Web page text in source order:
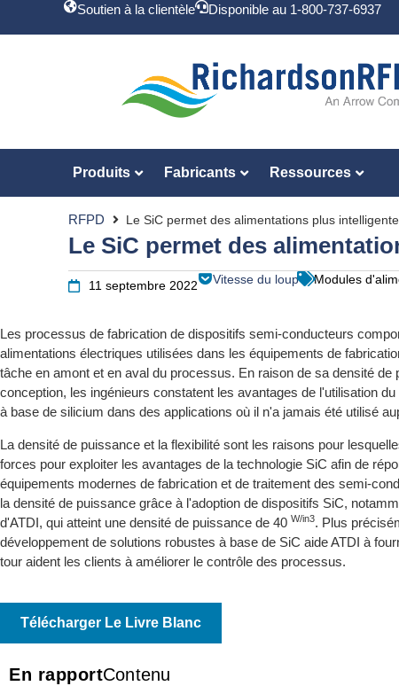
Soutien à la clientèle Disponible au 1-800-737-6937
Produits Fabricants Ressources
RFPD Le SiC permet des alimentations plus
Le SiC permet des
11 septembre 2022 Vitesse du loup Modules
Les processus de fabrication de dispositifs semi-conducteurs
alimentations électriques utilisées dans les équipements de
tâche en amont et en aval du processus. En raison de sa densité
conception, les ingénieurs constatent les avantages de l'utilisation
à base de silicium dans des applications où il n'a jamais été utilisé
La densité de puissance et la flexibilité sont les raisons pour
forces pour exploiter les avantages de la technologie SiC afin de
équipements modernes de fabrication et de traitement des semi-
la densité de puissance grâce à l'adoption de dispositifs SiC,
d'ATDI, qui atteint une densité de puissance de 40 W/in3. Plus
développement de solutions robustes à base de SiC aide ATDI à
tour aident les clients à améliorer le contrôle des processus.
Télécharger Le Livre Blanc
En rapportContenu